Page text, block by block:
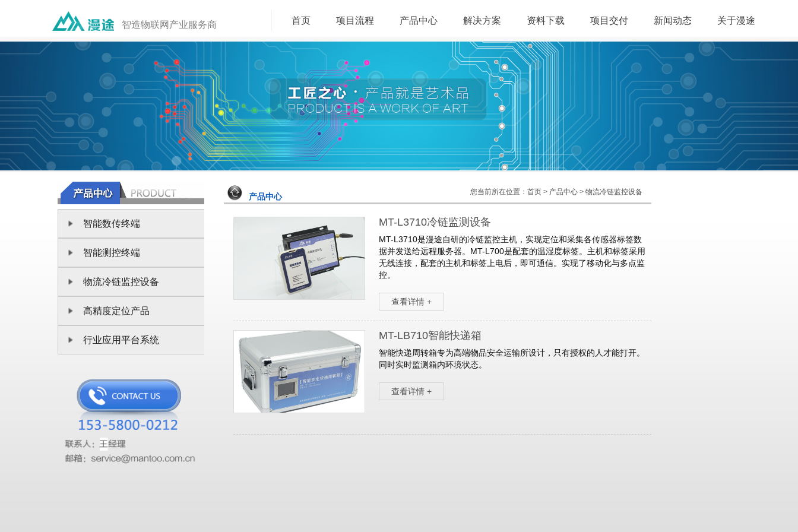
智造物联网产业服务商 首页 项目流程 产品中心 解决方案 资料下载 项目交付 新闻动态 关于漫途
智能数传终端
智能测控终端
物流冷链监控设备
高精度定位产品
行业应用平台系统
产品中心 您当前所在位置：首页 > 产品中心 > 物流冷链监控设备
MT-L3710冷链监测设备
MT-L3710是漫途自研的冷链监控主机，实现定位和采集各传感器标签数
据并发送给远程服务器。MT-L700是配套的温湿度标签。主机和标签采用
无线连接，配套的主机和标签上电后，即可通信。实现了移动化与多点监
控。
查看详情 +
MT-LB710智能快递箱
智能快递周转箱专为高端物品安全运输所设计，只有授权的人才能打开。
同时实时监测箱内环境状态。
查看详情 +